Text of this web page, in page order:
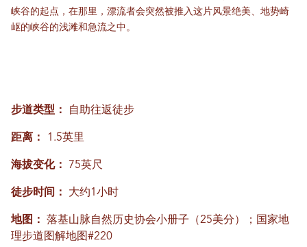
峡谷的起点，在那里，漂流者会突然被推入这片风景绝美、地势崎
岖的峡谷的浅滩和急流之中。
步道类型： 自助往返徒步
距离： 1.5英里
海拔变化： 75英尺
徒步时间： 大约1小时
地图：
落基山脉自然历史协会小册子（25美分）；国家地
理步道图解地图#220